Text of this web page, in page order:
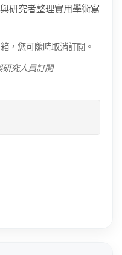
研究者整理實用學術寫
，您可隨時取消訂閱。
究人員訂閱